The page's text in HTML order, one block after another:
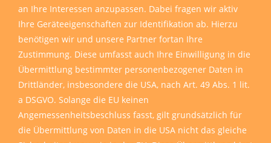
an Ihre Interessen anzupassen. Dabei fragen wir aktiv
Ihre Geräteeigenschaften zur Identifikation ab. Hierzu
benötigen wir und unsere Partner fortan Ihre
Zustimmung. Diese umfasst auch Ihre Einwilligung in die
Übermittlung bestimmter personenbezogener Daten in
Drittländer, insbesondere die USA, nach Art. 49 Abs. 1 lit.
a DSGVO. Solange die EU keinen
Angemessenheitsbeschluss fasst, gilt grundsätzlich für
die Übermittlung von Daten in die USA nicht das gleiche